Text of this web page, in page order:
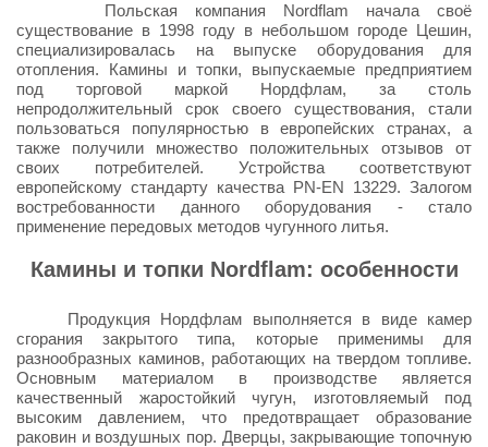
Польская компания Nordflam начала своё
существование в 1998 году в небольшом городе Цешин,
специализировалась на выпуске оборудования для
отопления. Камины и топки, выпускаемые предприятием
под торговой маркой Нордфлам, за столь
непродолжительный срок своего существования, стали
пользоваться популярностью в европейских странах, а
также получили множество положительных отзывов от
своих потребителей. Устройства соответствуют
европейскому стандарту качества PN-EN 13229. Залогом
востребованности данного оборудования - стало
применение передовых методов чугунного литья.
Камины и топки Nordflam: особенности
Продукция Нордфлам выполняется в виде камер
сгорания закрытого типа, которые применимы для
разнообразных каминов, работающих на твердом топливе.
Основным материалом в производстве является
качественный жаростойкий чугун, изготовляемый под
высоким давлением, что предотвращает образование
раковин и воздушных пор. Дверцы, закрывающие топочную